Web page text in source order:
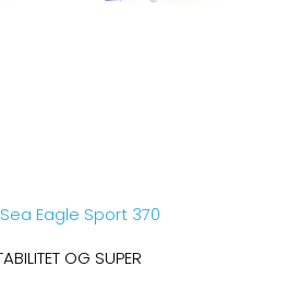
Sea Eagle Sport 370
OG SUPER